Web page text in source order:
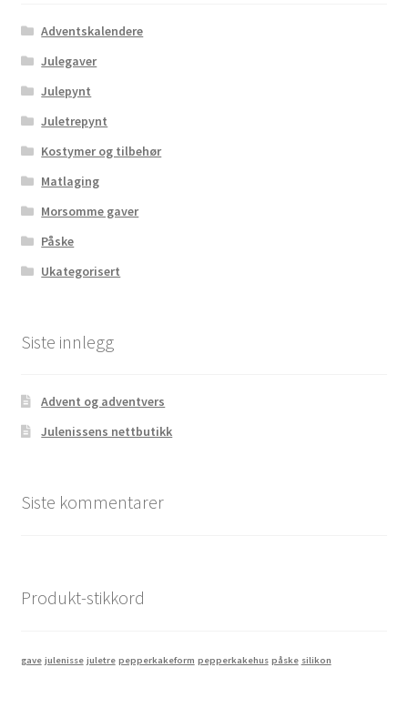
Adventskalendere
Julegaver
Julepynt
Juletrepynt
Kostymer og tilbehør
Matlaging
Morsomme gaver
Påske
Ukategorisert
Siste innlegg
Advent og adventvers
Julenissens nettbutikk
Siste kommentarer
Produkt-stikkord
gave julenisse juletre pepperkakeform pepperkakehus påske silikon